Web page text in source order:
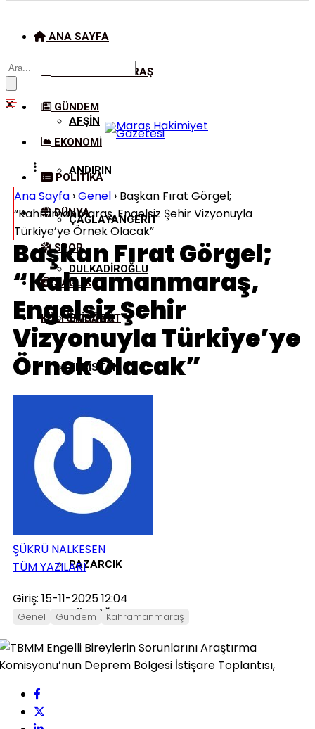
ANA SAYFA
KAHRAMANMARAŞ
AFŞIN
ANDIRIN
ÇAĞLAYANCERIT
DULKADIROĞLU
EKINÖZÜ
ELBISTAN
GÖKSUN
NURHAK
ONIKIŞUBAT
PAZARCIK
TÜRKOĞLU
GÜNDEM
EKONOMI
POLITIKA
DÜNYA
SPOR
SAĞLIK
KÜLTÜR/SANAT
Ana Sayfa ›Genel › Başkan Fırat Görgel;
“Kahramanmaraş, Engelsiz Şehir Vizyonuyla
Türkiye’ye Örnek Olacak”
Başkan Fırat Görgel;
“Kahramanmaraş,
Engelsiz Şehir
Vizyonuyla Türkiye’ye
Örnek Olacak”
ŞÜKRÜ NALKESEN
TÜM YAZILARI
Giriş: 15-11-2025 12:04
Genel Gündem Kahramanmaraş